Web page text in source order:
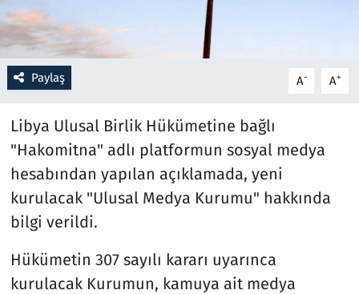
Paylaş A- A+
Libya Ulusal Birlik Hükümetine bağlı
"Hakomitna" adlı platformun sosyal medya
hesabından yapılan açıklamada, yeni
kurulacak "Ulusal Medya Kurumu" hakkında
bilgi verildi.
Hükümetin 307 sayılı kararı uyarınca
kurulacak Kurumun, kamuya ait medya
Savunma Sanayi
Seçim 2023
Spor
Teknoloji ve Bilim
Televizyon